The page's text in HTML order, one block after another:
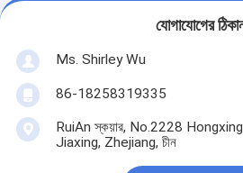
যোগাযোগের
Ms. Shirley Wu
86-18258319335
RuiAn স্কয়ার, No.2228 Hongxing
Jiaxing, Zhejiang, চীন